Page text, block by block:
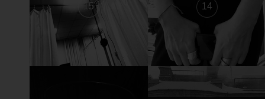
15 14